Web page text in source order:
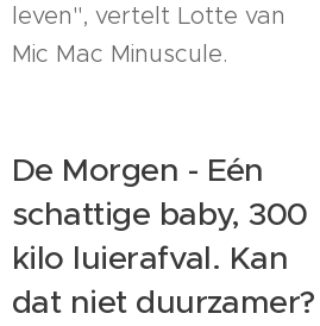
leven", vertelt Lotte van
Mic Mac Minuscule.
De Morgen - Eén
schattige baby, 300
kilo luierafval. Kan
dat niet duurzamer?